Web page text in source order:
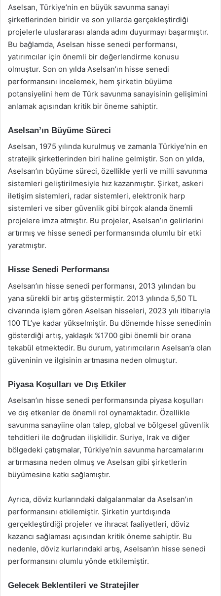
Aselsan, Türkiye’nin en büyük savunma sanayi
şirketlerinden biridir ve son yıllarda gerçekleştirdiği
projelerle uluslararası alanda adını duyurmayı başarmıştır.
Bu bağlamda, Aselsan hisse senedi performansı,
yatırımcılar için önemli bir değerlendirme konusu
olmuştur. Son on yılda Aselsan’ın hisse senedi
performansını incelemek, hem şirketin büyüme
potansiyelini hem de Türk savunma sanayisinin gelişimini
anlamak açısından kritik bir öneme sahiptir.
Aselsan’ın Büyüme Süreci
Aselsan, 1975 yılında kurulmuş ve zamanla Türkiye’nin en
stratejik şirketlerinden biri haline gelmiştir. Son on yılda,
Aselsan’ın büyüme süreci, özellikle yerli ve milli savunma
sistemleri geliştirilmesiyle hız kazanmıştır. Şirket, askeri
iletişim sistemleri, radar sistemleri, elektronik harp
sistemleri ve siber güvenlik gibi birçok alanda önemli
projelere imza atmıştır. Bu projeler, Aselsan’ın gelirlerini
artırmış ve hisse senedi performansında olumlu bir etki
yaratmıştır.
Hisse Senedi Performansı
Aselsan’ın hisse senedi performansı, 2013 yılından bu
yana sürekli bir artış göstermiştir. 2013 yılında 5,50 TL
civarında işlem gören Aselsan hisseleri, 2023 yılı itibarıyla
100 TL’ye kadar yükselmiştir. Bu dönemde hisse senedinin
gösterdiği artış, yaklaşık %1700 gibi önemli bir orana
tekabül etmektedir. Bu durum, yatırımcıların Aselsan’a olan
güveninin ve ilgisinin artmasına neden olmuştur.
Piyasa Koşulları ve Dış Etkiler
Aselsan’ın hisse senedi performansında piyasa koşulları
ve dış etkenler de önemli rol oynamaktadır. Özellikle
savunma sanayiine olan talep, global ve bölgesel güvenlik
tehditleri ile doğrudan ilişkilidir. Suriye, Irak ve diğer
bölgedeki çatışmalar, Türkiye’nin savunma harcamalarını
artırmasına neden olmuş ve Aselsan gibi şirketlerin
büyümesine katkı sağlamıştır.
Ayrıca, döviz kurlarındaki dalgalanmalar da Aselsan’ın
performansını etkilemiştir. Şirketin yurtdışında
gerçekleştirdiği projeler ve ihracat faaliyetleri, döviz
kazancı sağlaması açısından kritik öneme sahiptir. Bu
nedenle, döviz kurlarındaki artış, Aselsan’ın hisse senedi
performansını olumlu yönde etkilemiştir.
Gelecek Beklentileri ve Stratejiler